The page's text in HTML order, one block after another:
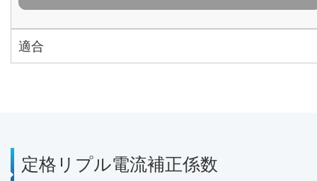
適合
定格リプル電流補正係数